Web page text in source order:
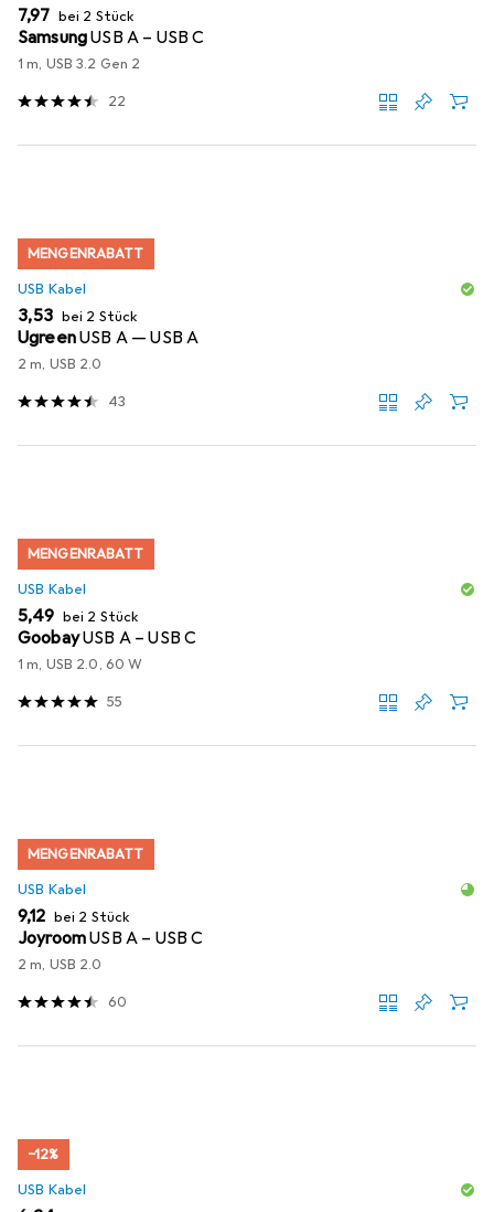
EUR
7,97 bei 2 Stück
SamsungUSB A – USB C
1 m, USB 3.2 Gen 2
22
MENGENRABATT
USB Kabel
EUR
3,53 bei 2 Stück
UgreenUSB A — USB A
2 m, USB 2.0
43
MENGENRABATT
USB Kabel
EUR
5,49 bei 2 Stück
GoobayUSB A – USB C
1 m, USB 2.0, 60 W
55
MENGENRABATT
USB Kabel
EUR
9,12 bei 2 Stück
JoyroomUSB A – USB C
2 m, USB 2.0
60
−12%
USB Kabel